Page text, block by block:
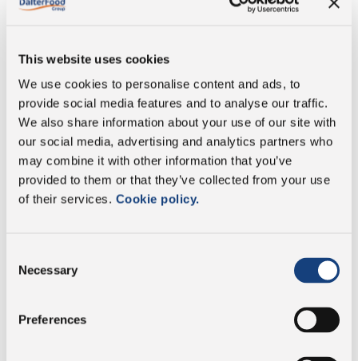
This website uses cookies
We use cookies to personalise content and ads, to
provide social media features and to analyse our traffic.
We also share information about your use of our site with
our social media, advertising and analytics partners who
may combine it with other information that you’ve
provided to them or that they’ve collected from your use
of their services. Cookie policy.
Selection
Necessary
Preferences
Energia 979 kJ/ 236 kcal
Grassi
di cui acidi grassi
saturi:
11 g
Carboidrati 0,4 g
di cui zuccheri: 0,3 g
Sale 0,49 g